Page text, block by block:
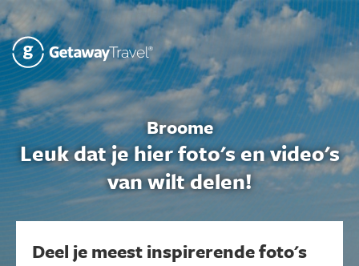
Broome
Leuk dat je hier foto's en video's
van wilt delen!
Deel je meest inspirerende foto's